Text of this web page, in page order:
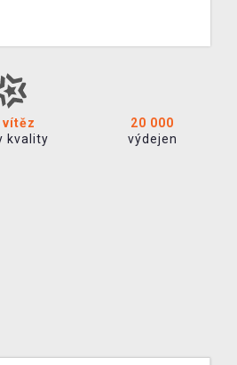
vítěz
kvality
20 000
výdejen